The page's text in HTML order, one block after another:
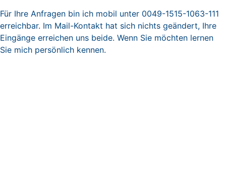
Für Ihre Anfragen bin ich mobil unter 0049-1515-1063-111
erreichbar. Im Mail-Kontakt hat sich nichts geändert, Ihre
Eingänge erreichen uns beide. Wenn Sie möchten lernen
Sie mich persönlich kennen.